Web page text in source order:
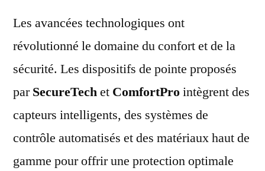
Les avancées technologiques ont
révolutionné le domaine du confort et de la
sécurité. Les dispositifs de pointe proposés
parSecureTechet ComfortProintègrent des
capteurs intelligents, des systèmes de
contrôle automatisés et des matériaux haut de
gamme pour offrir une protection optimale